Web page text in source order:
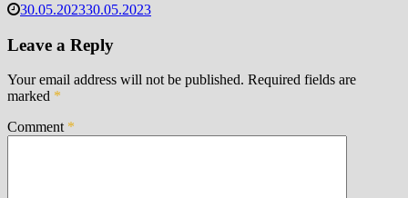
30.05.202330.05.2023
Leave a Reply
Your email address will not be published. Required fields are
marked *
Comment *